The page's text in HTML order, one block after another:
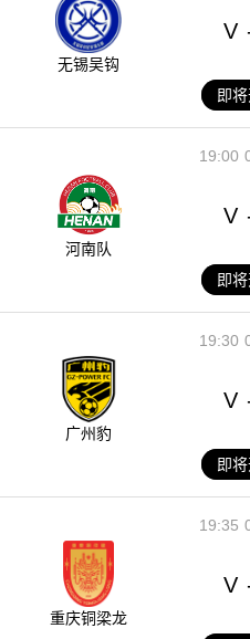
无锡吴钩
V
即
19:00
河南队
V
即
19:30
广州豹
V
即
19:35
重庆铜梁龙
V